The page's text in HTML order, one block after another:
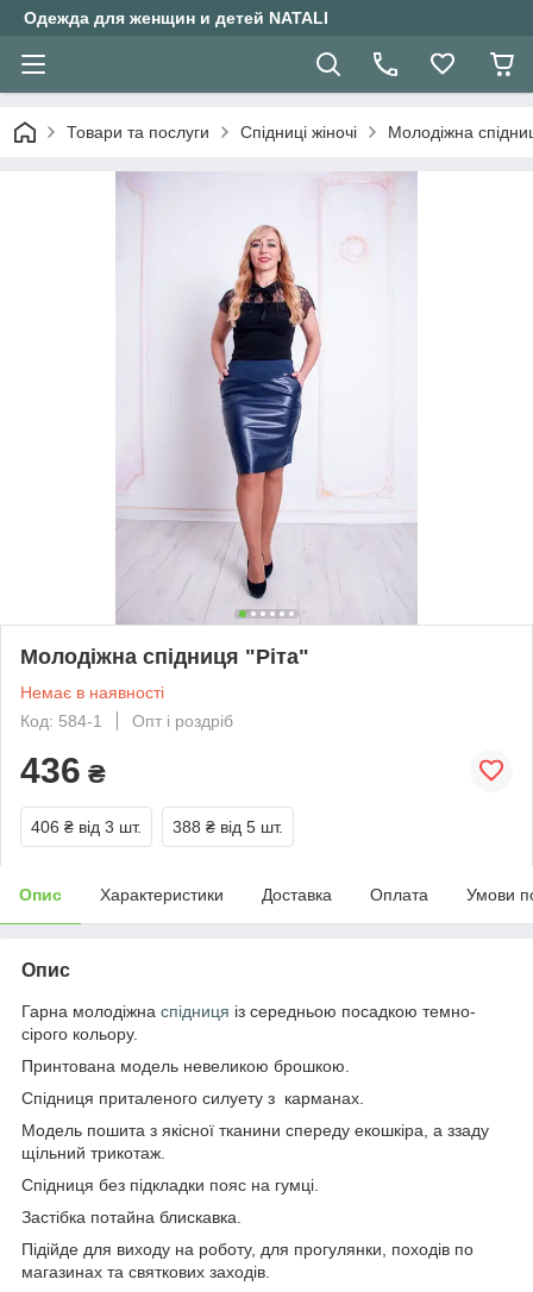
Одежда для женщин и детей NATALI
Товари та послуги Спідниці жіночі Молодіжна
Молодіжна спідниця "Ріта"
Немає в наявності
Код: 584-1
Опт і роздріб
436 ₴
406 ₴ від 3 шт. 388 ₴ від 5 шт.
Опис Характеристики Доставка Оплата Умови
Опис
Гарна молодіжна спідниця із середньою посадкою темно-
сірого кольору.
Принтована модель невеликою брошкою.
Спідниця приталеного силуету з карманах.
Модель пошита з якісної тканини спереду екошкіра, а ззаду
щільний трикотаж.
Спідниця без підкладки пояс на гумці.
Застібка потайна блискавка.
Підійде для виходу на роботу, для прогулянки, походів по
магазинах та святкових заходів.